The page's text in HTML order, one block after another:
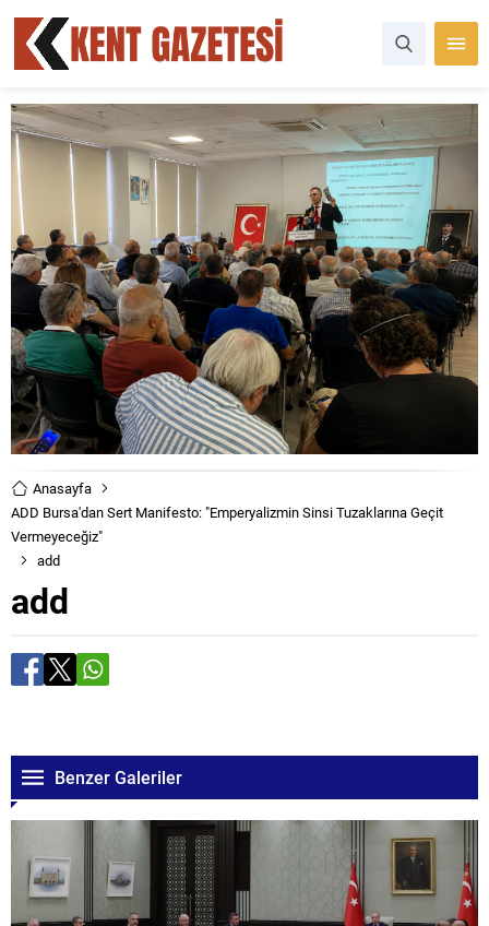
Anasayfa
ADD Bursa'dan Sert Manifesto: "Emperyalizmin Sinsi Tuzaklarına Geçit
Vermeyeceğiz"
add
add
Benzer Galeriler